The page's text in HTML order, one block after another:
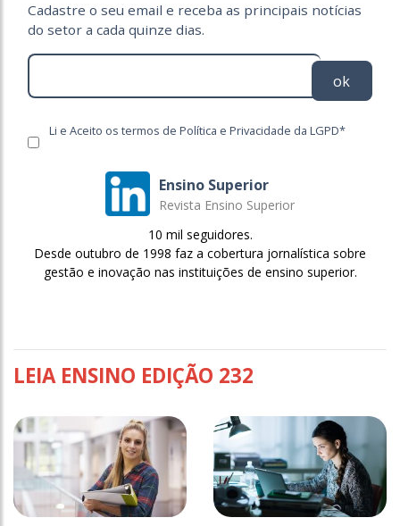
Cadastre o seu email e receba as principais notícias
do setor a cada quinze dias.
ok
Li e Aceito os termos de Política e Privacidade da LGPD*
Ensino Superior
Revista Ensino Superior
10 mil seguidores.
Desde outubro de 1998 faz a cobertura jornalística sobre
gestão e inovação nas instituições de ensino superior.
LEIA ENSINO EDIÇÃO 232